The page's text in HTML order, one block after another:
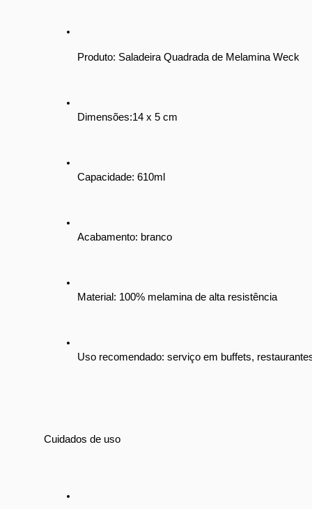
Produto: Saladeira Quadrada de Melamina Weck
Dimensões:14 x 5 cm
Capacidade: 610ml
Acabamento: branco
Material: 100% melamina de alta resistência
Uso recomendado: serviço em buffets,
Cuidados de uso